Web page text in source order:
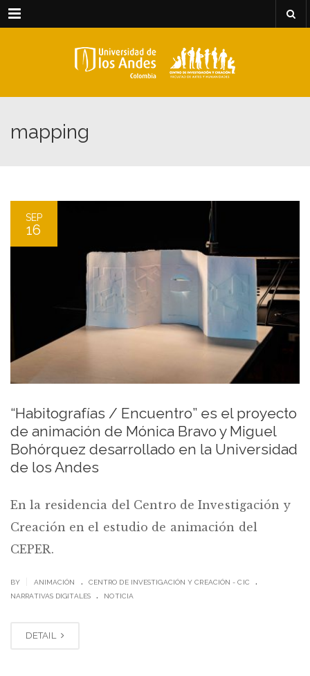
Menu
mapping
SEP
16
“Habitografías / Encuentro” es el proyecto
de animación de Mónica Bravo y Miguel
Bohórquez desarrollado en la Universidad
de los Andes
En la residencia del Centro de Investigación y
Creación en el estudio de animación del
CEPER.
BY ANIMACIÓN . CENTRO DE INVESTIGACIÓN Y CREACIÓN - CIC .
NARRATIVAS DIGITALES . NOTICIA
DETAIL